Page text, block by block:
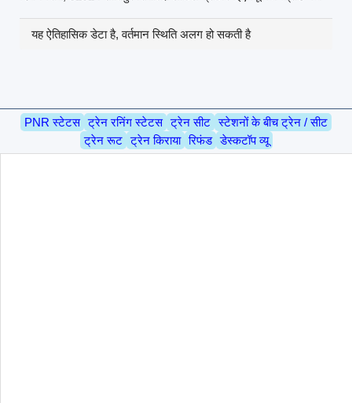
यह ऐतिहासिक डेटा है, वर्तमान स्थिति अलग हो सकती है
PNR स्टेटस ट्रेन रनिंग स्टेटस ट्रेन सीट स्टेशनों के बीच ट्रेन / सीट
ट्रेन रूट ट्रेन किराया रिफंड डेस्कटॉप व्यू